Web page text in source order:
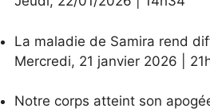
La maladie de Samira rend
Mercredi, 21 janvier 2026
Notre corps atteint son